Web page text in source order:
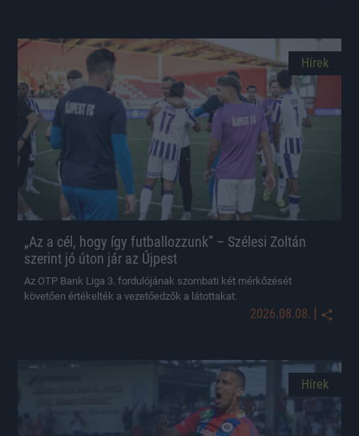
Hírek
„Az a cél, hogy így futballozzunk” – Szélesi Zoltán
szerint jó úton jár az Újpest
Az OTP Bank Liga 3. fordulójának szombati két mérkőzését
követően értékelték a vezetőedzők a látottakat.
2026.08.08. |
Hírek